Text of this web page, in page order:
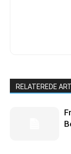
RELATEREDE